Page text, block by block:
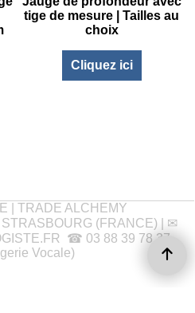
tige de mesure | Tailles au
choix
Cliquez ici
| TRADE ALCHEMY
(FRANCE) | ✉
☎ 03 88 39 78 37
Vocale)